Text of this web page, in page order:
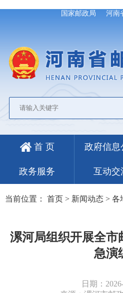
国家邮政局 河南
首 页 政府信息
政务服务 互动交
当前位置： 首页 > 新闻动态 > 各
漯河局组织开展全市
急演
日期：